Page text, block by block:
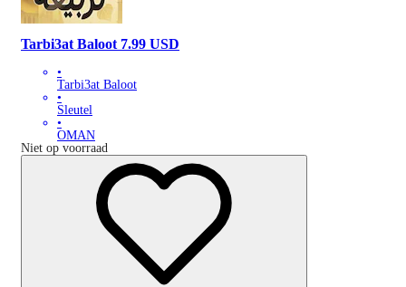
Tarbi3at Baloot 7.99 USD
•
Tarbi3at Baloot
•
Sleutel
•
OMAN
Niet op voorraad